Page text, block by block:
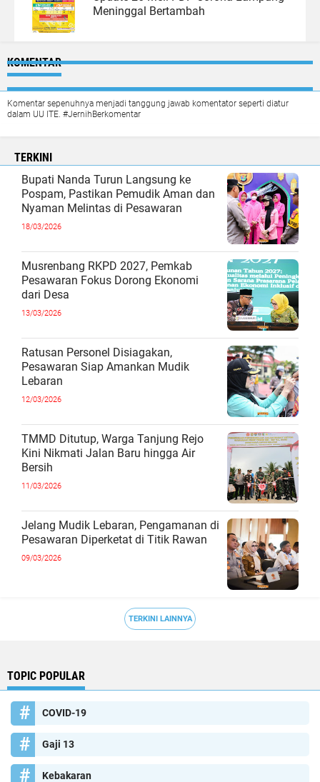
Meninggal Bertambah
KOMENTAR
Komentar sepenuhnya menjadi tanggung jawab komentator seperti diatur
dalam UU ITE. #JernihBerkomentar
TERKINI
Bupati Nanda Turun Langsung ke
Pospam, Pastikan Pemudik Aman dan
Nyaman Melintas di Pesawaran
18/03/2026
Musrenbang RKPD 2027, Pemkab
Pesawaran Fokus Dorong Ekonomi
dari Desa
13/03/2026
Ratusan Personel Disiagakan,
Pesawaran Siap Amankan Mudik
Lebaran
12/03/2026
TMMD Ditutup, Warga Tanjung Rejo
Kini Nikmati Jalan Baru hingga Air
Bersih
11/03/2026
Jelang Mudik Lebaran, Pengamanan di
Pesawaran Diperketat di Titik Rawan
09/03/2026
TERKINI LAINNYA
TOPIC POPULAR
COVID-19
Gaji 13
Kebakaran